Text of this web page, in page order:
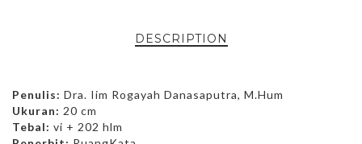
DESCRIPTION
Penulis: Dra. Iim Rogayah Danasaputra, M.Hum
Ukuran: 20 cm
Tebal: vi + 202 hlm